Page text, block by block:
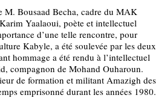
M. Bousaad Becha, cadre du MAK
Yaalaoui, poète et intellectuel
d’une telle rencontre, pour
Kabyle, a été soulevée par les deux
hommage a été rendu à l’intellectuel
compagnon de Mohand Ouharoun.
de formation et militant Amazigh des
emprisonné durant les années 1980.